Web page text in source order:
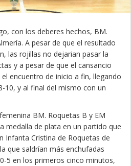
con los deberes hechos, BM.
A pesar de que el resultado
las rojillas no dejarian pasar la
y a pesar de que el cansancio
encuentro de inicio a fin, llegando
10, y al final del mismo con un
BM. Roquetas B y EM
medalla de plata en un partido que
Infanta Cristina de Roquetas de
que saldrían más enchufadas
5 en los primeros cinco minutos,